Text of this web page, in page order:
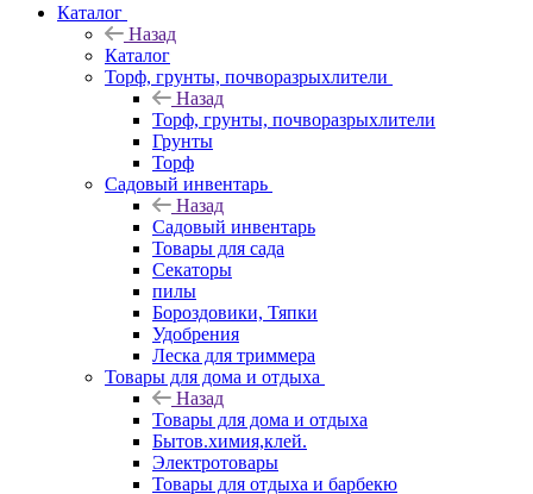
Каталог
Назад
Каталог
Торф, грунты, почворазрыхлители
Назад
Торф, грунты, почворазрыхлители
Грунты
Торф
Садовый инвентарь
Назад
Садовый инвентарь
Товары для сада
Секаторы
пилы
Бороздовики, Тяпки
Удобрения
Леска для триммера
Товары для дома и отдыха
Назад
Товары для дома и отдыха
Бытов.химия,клей.
Электротовары
Товары для отдыха и барбекю